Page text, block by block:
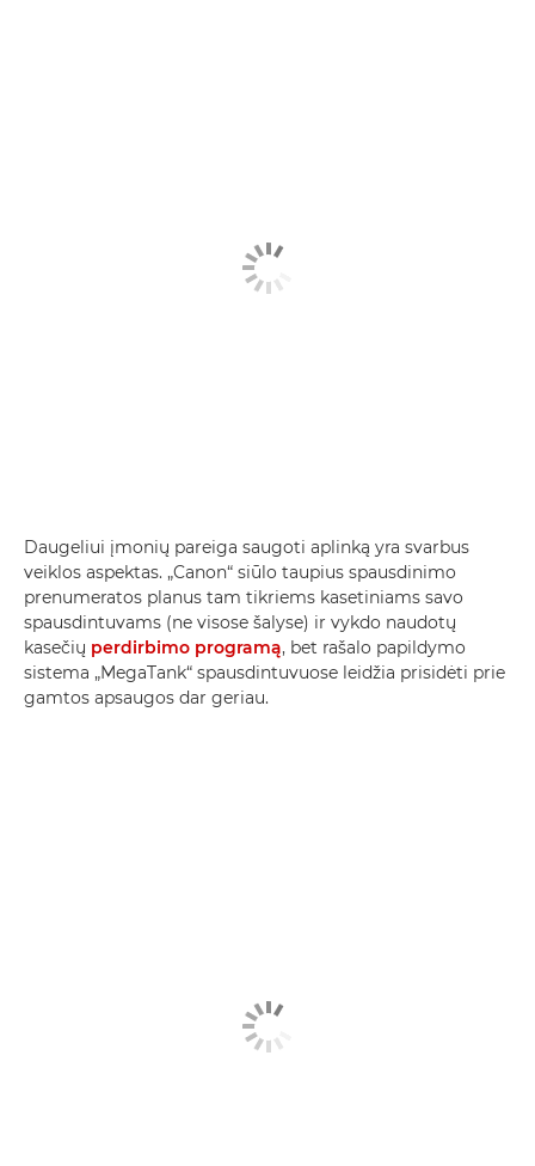
Daugeliui įmonių pareiga saugoti aplinką yra svarbus
veiklos aspektas. „Canon“ siūlo taupius spausdinimo
prenumeratos planus tam tikriems kasetiniams savo
spausdintuvams (ne visose šalyse) ir vykdo naudotų
kasečių perdirbimo programą, bet rašalo papildymo
sistema „MegaTank“ spausdintuvuose leidžia prisidėti prie
gamtos apsaugos dar geriau.